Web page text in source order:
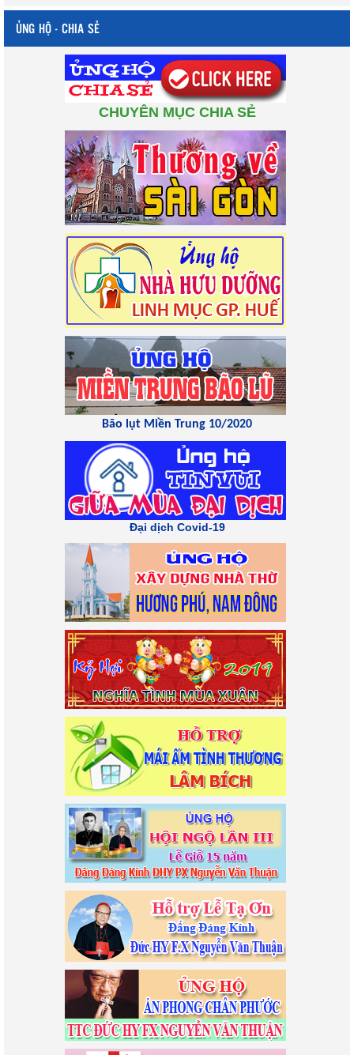
ỦNG HỘ - CHIA SẺ
CHUYÊN MỤC CHIA SẺ
Bão lụt Miền Trung 10/2020
Đại dịch Covid-19